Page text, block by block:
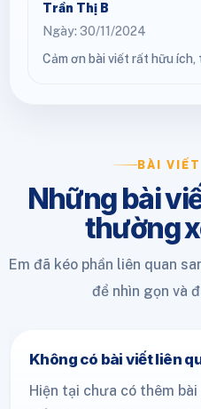
Trần Thị B
Ngày: 30/11/2024
Cảm ơn bài viết rất hữu
BÀI
Những bài
thường
Em đã kéo phần liên quan
để nhìn gọn và
Không có bài viết liên
Hiện tại chưa có thêm